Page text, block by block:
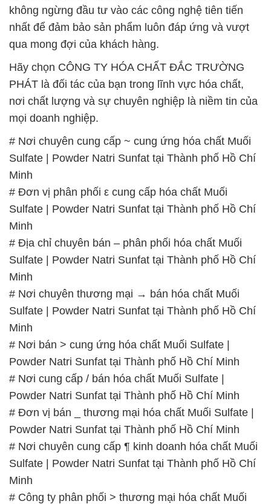
không ngừng đầu tư vào các công nghệ tiên tiến
nhất để đảm bảo sản phẩm luôn đáp ứng và vượt
qua mong đợi của khách hàng.
Hãy chọn CÔNG TY HÓA CHẤT ĐẮC TRƯỜNG
PHÁT là đối tác của bạn trong lĩnh vực hóa chất,
nơi chất lượng và sự chuyên nghiệp là niềm tin của
mọi doanh nghiệp.
# Nơi chuyên cung cấp ~ cung ứng hóa chất Muối
Sulfate | Powder Natri Sunfat tại Thành phố Hồ Chí
Minh
# Đơn vị phân phối ε cung cấp hóa chất Muối
Sulfate | Powder Natri Sunfat tại Thành phố Hồ Chí
Minh
# Địa chỉ chuyên bán – phân phối hóa chất Muối
Sulfate | Powder Natri Sunfat tại Thành phố Hồ Chí
Minh
# Nơi chuyên thương mại → bán hóa chất Muối
Sulfate | Powder Natri Sunfat tại Thành phố Hồ Chí
Minh
# Nơi bán > cung ứng hóa chất Muối Sulfate |
Powder Natri Sunfat tại Thành phố Hồ Chí Minh
# Nơi cung cấp / bán hóa chất Muối Sulfate |
Powder Natri Sunfat tại Thành phố Hồ Chí Minh
# Đơn vị bán _ thương mại hóa chất Muối Sulfate |
Powder Natri Sunfat tại Thành phố Hồ Chí Minh
# Nơi chuyên cung cấp ¶ kinh doanh hóa chất Muối
Sulfate | Powder Natri Sunfat tại Thành phố Hồ Chí
Minh
# Công ty phân phối > thương mại hóa chất Muối